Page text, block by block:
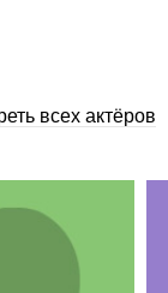
всех актёров